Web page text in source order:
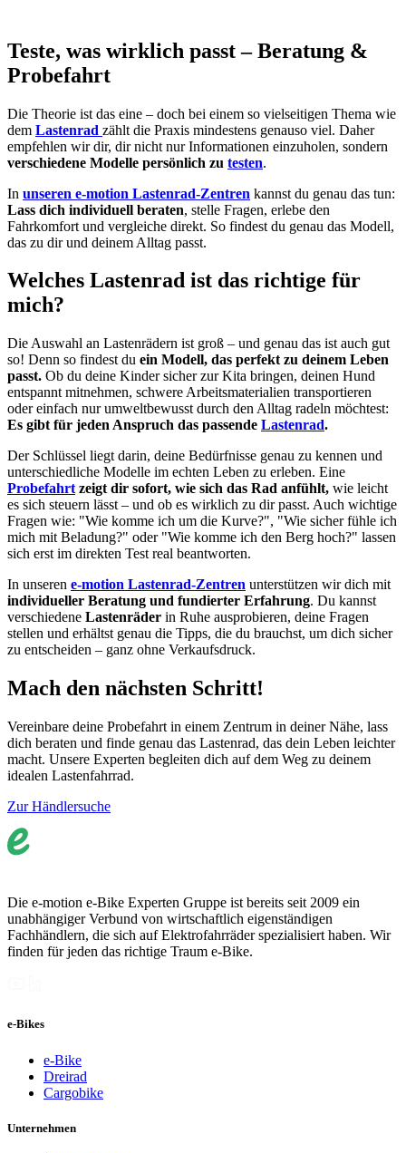
Teste, was wirklich passt – Beratung &
Probefahrt
Die Theorie ist das eine – doch bei einem so vielseitigen Thema wie
dem Lastenrad zählt die Praxis mindestens genauso viel. Daher
empfehlen wir dir, dir nicht nur Informationen einzuholen, sondern
verschiedene Modelle persönlich zu testen.
In unseren e-motion Lastenrad-Zentren kannst du genau das tun:
Lass dich individuell beraten, stelle Fragen, erlebe den
Fahrkomfort und vergleiche direkt. So findest du genau das Modell,
das zu dir und deinem Alltag passt.
Welches Lastenrad ist das richtige für
mich?
Die Auswahl an Lastenrädern ist groß – und genau das ist auch gut
so! Denn so findest du ein Modell, das perfekt zu deinem Leben
passt. Ob du deine Kinder sicher zur Kita bringen, deinen Hund
entspannt mitnehmen, schwere Arbeitsmaterialien transportieren
oder einfach nur umweltbewusst durch den Alltag radeln möchtest:
Es gibt für jeden Anspruch das passende Lastenrad.
Der Schlüssel liegt darin, deine Bedürfnisse genau zu kennen und
unterschiedliche Modelle im echten Leben zu erleben. Eine
Probefahrt zeigt dir sofort, wie sich das Rad anfühlt, wie leicht
es sich steuern lässt – und ob es wirklich zu dir passt. Auch wichtige
Fragen wie: "Wie komme ich um die Kurve?", "Wie sicher fühle ich
mich mit Beladung?" oder "Wie komme ich den Berg hoch?" lassen
sich erst im direkten Test real beantworten.
In unseren e-motion Lastenrad-Zentren unterstützen wir dich mit
individueller Beratung und fundierter Erfahrung. Du kannst
verschiedene Lastenräder in Ruhe ausprobieren, deine Fragen
stellen und erhältst genau die Tipps, die du brauchst, um dich sicher
zu entscheiden – ganz ohne Verkaufsdruck.
Mach den nächsten Schritt!
Vereinbare deine Probefahrt in einem Zentrum in deiner Nähe, lass
dich beraten und finde genau das Lastenrad, das dein Leben leichter
macht. Unsere Experten begleiten dich auf dem Weg zu deinem
idealen Lastenfahrrad.
Zur Händlersuche
Die e-motion e-Bike Experten Gruppe ist bereits seit 2009 ein
unabhängiger Verbund von wirtschaftlich eigenständigen
Fachhändlern, die sich auf Elektrofahrräder spezialisiert haben. Wir
finden für jeden das richtige Traum e-Bike.
e-Bikes
e-Bike
Dreirad
Cargobike
Unternehmen